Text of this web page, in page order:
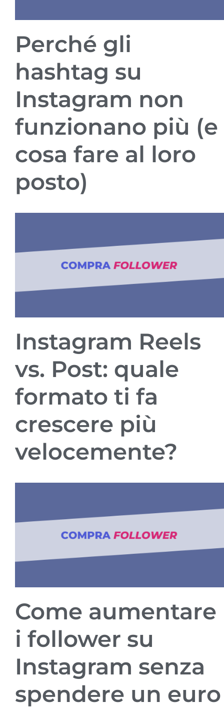
Perché gli
hashtag su
Instagram non
funzionano più (e
cosa fare al loro
posto)
Instagram Reels
vs. Post: quale
formato ti fa
crescere più
velocemente?
Come aumentare
i follower su
Instagram senza
spendere un euro